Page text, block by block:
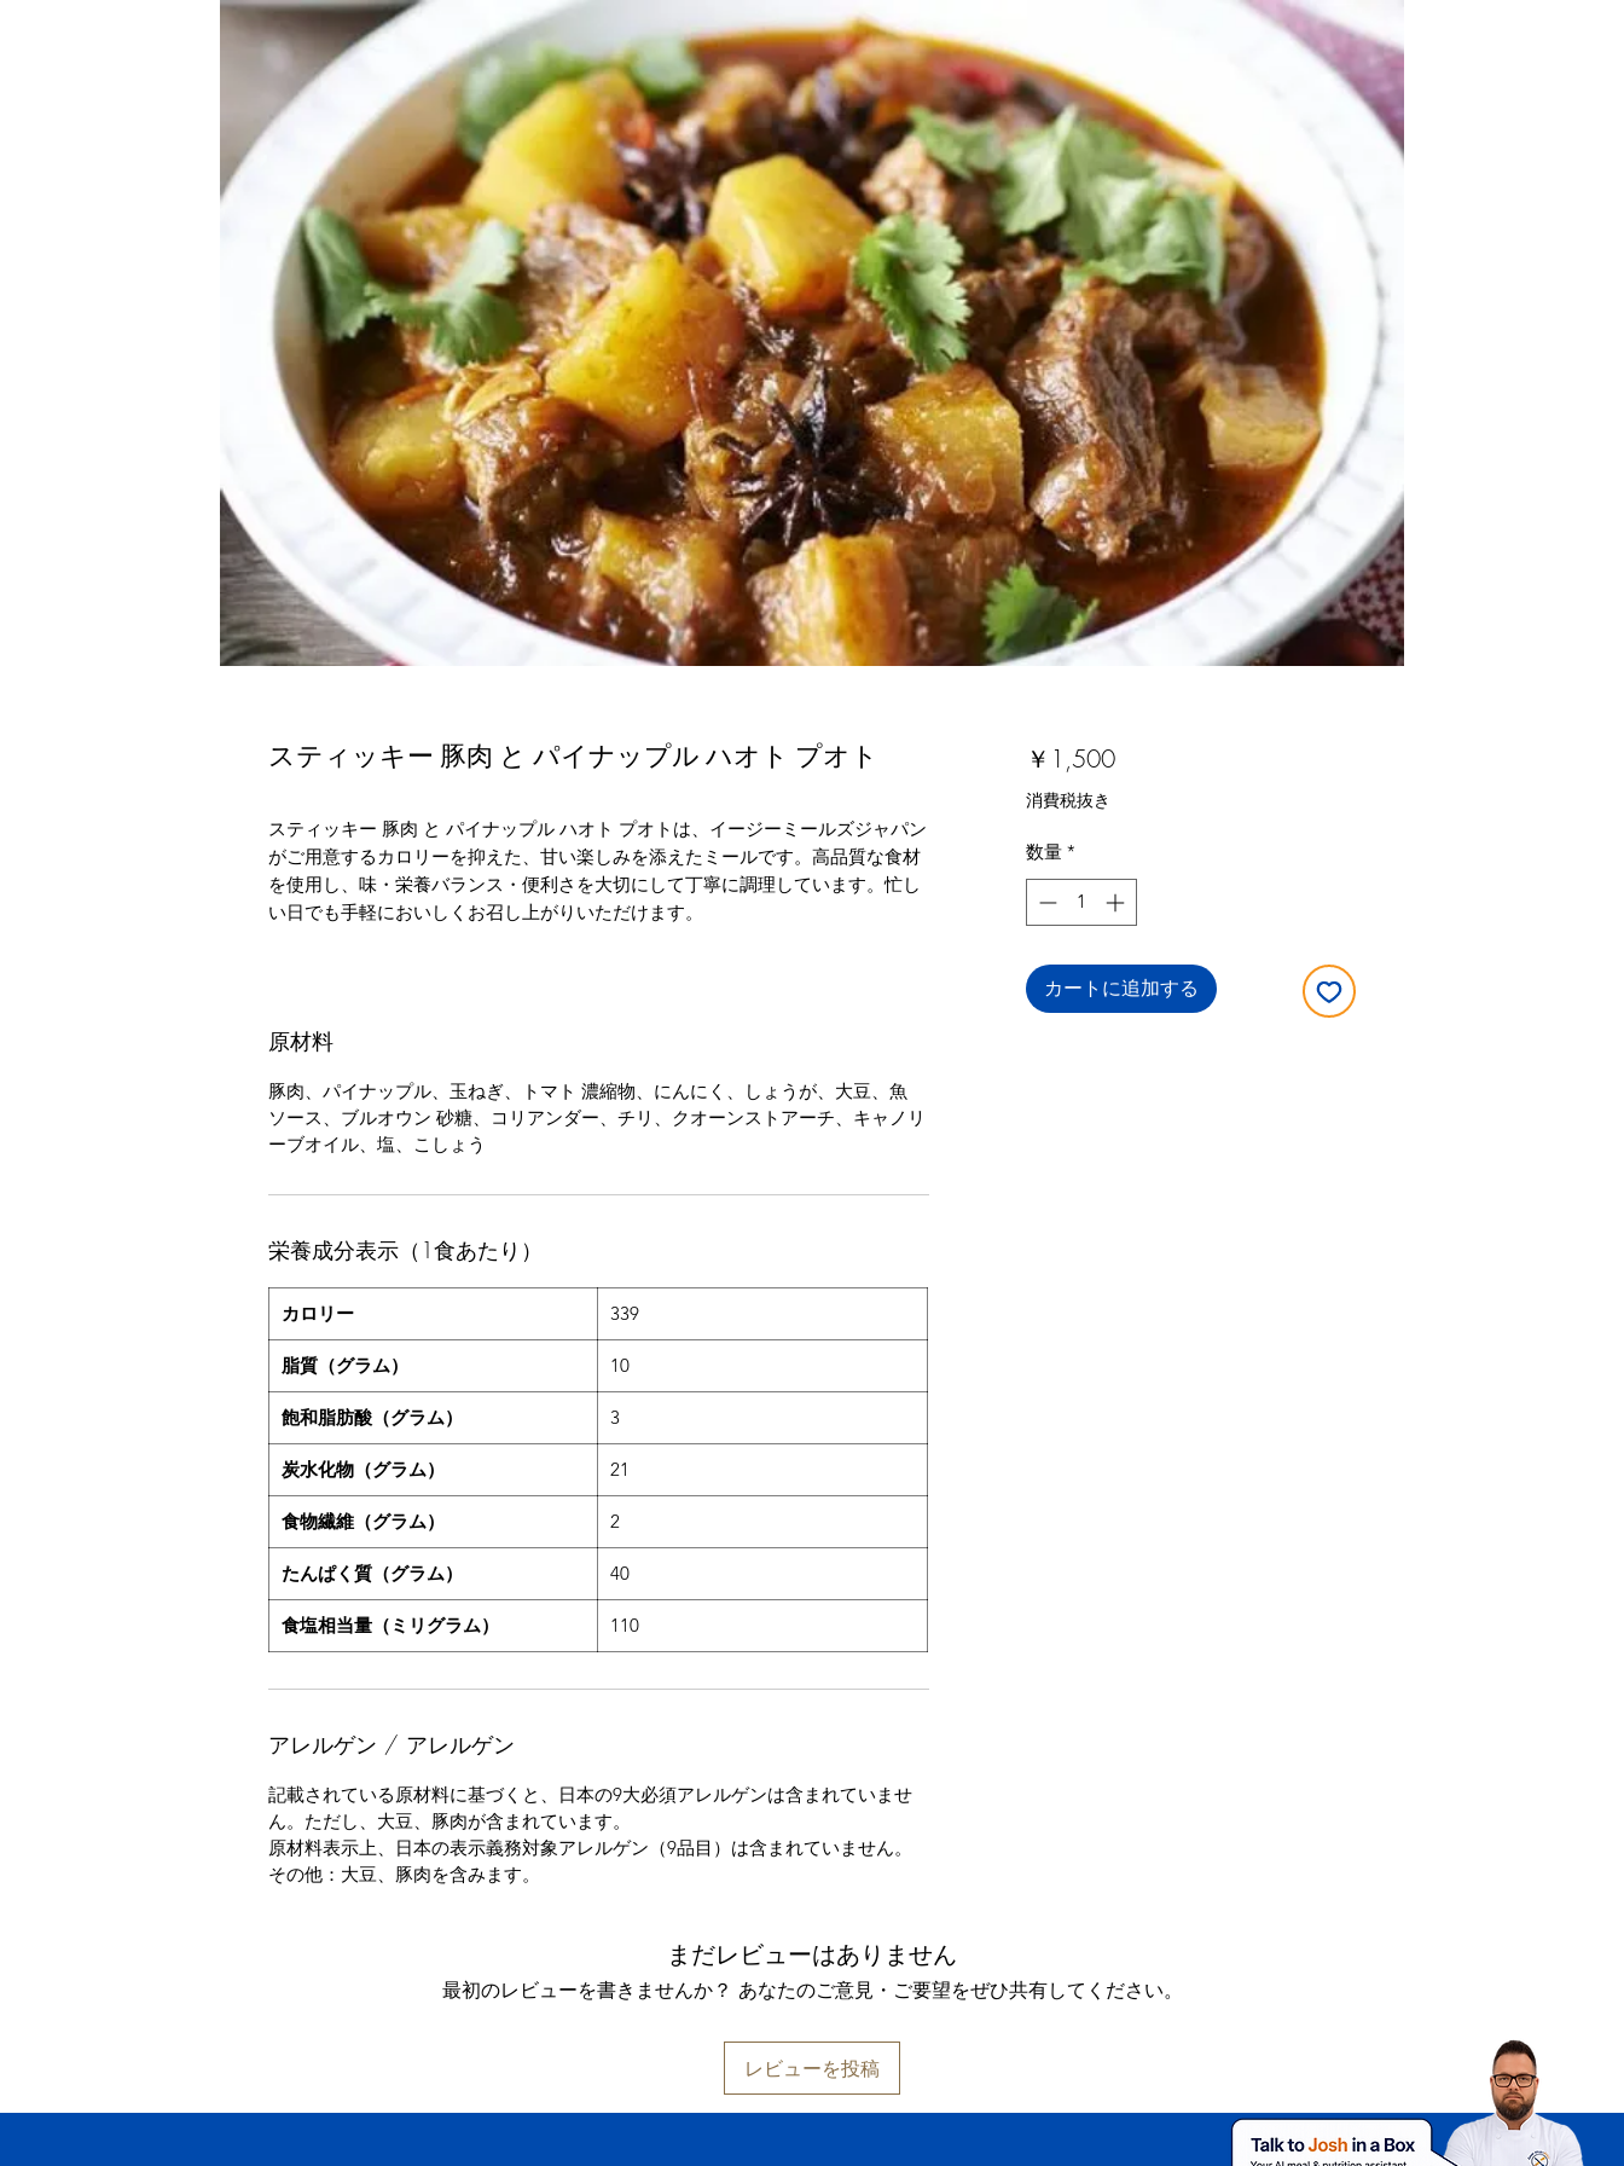
スティッキー 豚肉 と パイナップル ハオト プオト
スティッキー 豚肉 と パイナップル ハオト プオトは、イージーミールズジャパン
がご用意するカロリーを抑えた、甘い楽しみを添えたミールです。高品質な食材
を使用し、味・栄養バランス・便利さを大切にして丁寧に調理しています。忙し
い日でも手軽においしくお召し上がりいただけます。
原材料
豚肉、パイナップル、玉ねぎ、トマト 濃縮物、にんにく、しょうが、大豆、魚
ソース、ブルオウン 砂糖、コリアンダー、チリ、クオーンストアーチ、キャノリ
ーブオイル、塩、こしょう
栄養成分表示（1食あたり）
カロリー 339
脂質（グラム） 10
飽和脂肪酸（グラム） 3
炭水化物（グラム） 21
食物繊維（グラム） 2
たんぱく質（グラム） 40
食塩相当量（ミリグラム） 110
アレルゲン / アレルゲン
記載されている原材料に基づくと、日本の9大必須アレルゲンは含まれていませ
ん。ただし、大豆、豚肉が含まれています。
原材料表示上、日本の表示義務対象アレルゲン（9品目）は含まれていません。
その他：大豆、豚肉を含みます。
￥1,500価
消費税抜き
数量 *
カートに追加する
まだレビューはありません
最初のレビューを書きませんか？ あなたのご意見・ご要望をぜひ共有してください。
レビューを投稿